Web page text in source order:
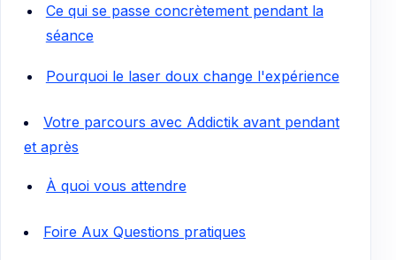
Ce qui se passe concrètement pendant la
séance
Pourquoi le laser doux change l'expérience
Votre parcours avec Addictik avant pendant
et après
À quoi vous attendre
Foire Aux Questions pratiques